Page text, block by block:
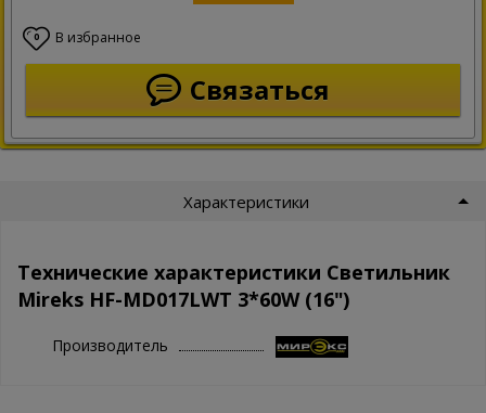
0 В избранное
Связаться
Характеристики
Технические характеристики Светильник
Mireks HF-MD017LWT 3*60W (16")
Производитель